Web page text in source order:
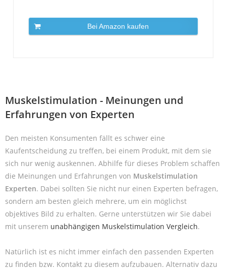
Bei Amazon kaufen
Muskelstimulation - Meinungen und
Erfahrungen von Experten
Den meisten Konsumenten fällt es schwer eine
Kaufentscheidung zu treffen, bei einem Produkt, mit dem sie
sich nur wenig auskennen. Abhilfe für dieses Problem schaffen
die Meinungen und Erfahrungen von Muskelstimulation
Experten. Dabei sollten Sie nicht nur einen Experten befragen,
sondern am besten gleich mehrere, um ein möglichst
objektives Bild zu erhalten. Gerne unterstützen wir Sie dabei
mit unserem unabhängigen Muskelstimulation Vergleich.
Natürlich ist es nicht immer einfach den passenden Experten
zu finden bzw. Kontakt zu diesem aufzubauen. Alternativ dazu